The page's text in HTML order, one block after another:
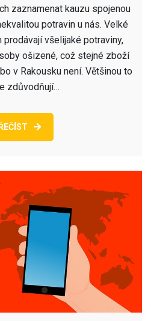
zaznamenat kauzu spojenou
potravin u nás. Velké
všelijaké potraviny,
ošizené, což stejné zboží
v Rakousku není. Většinou to
zdůvodňují…